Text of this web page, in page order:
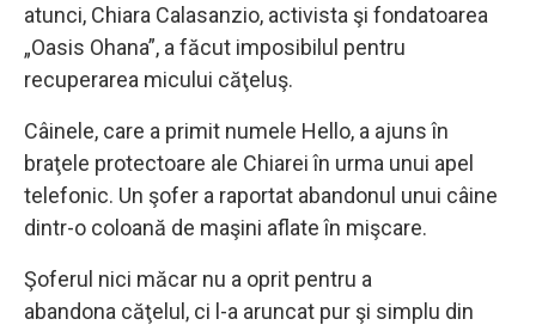
atunci, Chiara Calasanzio, activista şi fondatoarea
„Oasis Ohana”, a făcut imposibilul pentru
recuperarea micului căţeluş.
Câinele, care a primit numele Hello, a ajuns în
braţele protectoare ale Chiarei în urma unui apel
telefonic. Un şofer a raportat abandonul unui câine
dintr-o coloană de maşini aflate în mişcare.
Şoferul nici măcar nu a oprit pentru a
abandona căţelul, ci l-a aruncat pur şi simplu din